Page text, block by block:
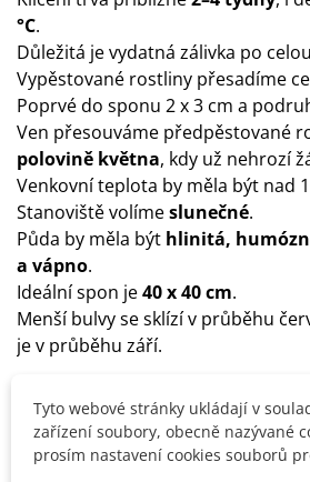
°C.
Důležitá je vydatná zálivka po
Vypěstované rostliny přesadíme
Poprvé do sponu 2 x 3 cm a
Ven přesouváme předpěstované
polovině května, kdy už nehrozí
Venkovní teplota by měla být nad
Stanoviště volímeslunečné.
Půda by měla být hlinitá,
a vápno.
Ideální spon je40 x 40 cm.
Menší bulvy se sklízí v průběhu
je v průběhu září.
Detaily produktu
Tyto webové stránky ukládají v
zařízení soubory, obecně nazývané
prosím nastavení cookies souborů